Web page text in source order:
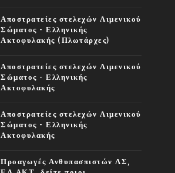
Αποστρατείες στελεχών Λιμενικού
Σώματος - Ελληνικής
Ακτοφυλακής (Πλωτάρχες)
Αποστρατείες στελεχών Λιμενικού
Σώματος - Ελληνικής
Ακτοφυλακής
Αποστρατείες στελεχών Λιμενικού
Σώματος - Ελληνικής
Ακτοφυλακής
Προαγωγές Ανθυπασπιστών ΛΣ,